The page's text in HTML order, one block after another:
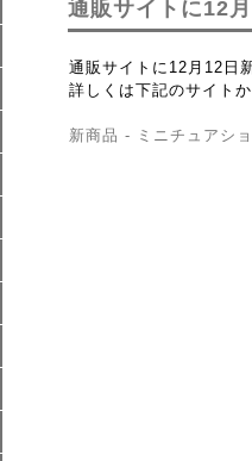
通販サイトに12
通販サイトに12月12日
詳しくは下記のサイト
新商品 - ミニチュアシ